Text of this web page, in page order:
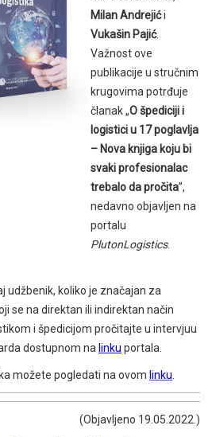
Milan Andrejići
Vukašin Pajić.
Važnost ove
publikacije u stručnim
krugovima potrđuje
članak „O špediciji i
logistici u 17 poglavlja
– Nova knjiga koju bi
svaki profesionalac
trebalo da pročita”,
nedavno objavljen na
portalu
PlutonLogistics.
udžbenik, koliko je značajan za
se na direktan ili indirektan način
i špedicijom pročitajte u intervjuu
dostupnom na linku portala.
možete pogledati na ovom linku
(Objavljeno 19.05.2022.)